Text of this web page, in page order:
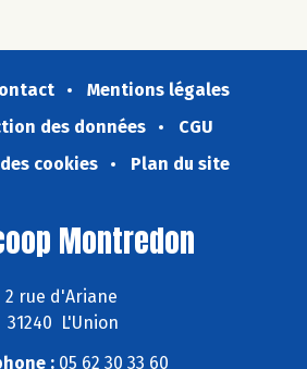
Mentions légales
des données
CGU
cookies
Plan du site
Montredon
2 rue d'Ariane
31240 L'Union
: 05 62 30 33 60